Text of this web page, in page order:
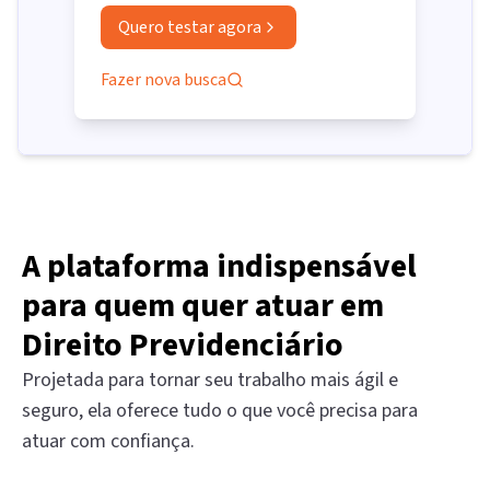
Quero testar agora
Fazer nova busca
A plataforma indispensável
para quem quer atuar em
Direito Previdenciário
Projetada para tornar seu trabalho mais ágil e
seguro, ela oferece tudo o que você precisa para
atuar com confiança.